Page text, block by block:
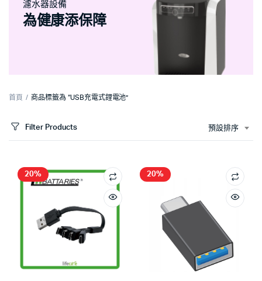
濾水器設備
為健康添保障
首頁 商品標籤為 “USB充電式鋰電池”
Filter Products 預設排序
20% 20%